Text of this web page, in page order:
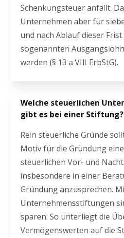
Schenkungsteuer anfällt.
Unternehmen aber für
und nach Ablauf dieser Frist
sogenannten
werden (§ 13 a VIII ErbStG).
Welche steuerlichen
gibt es bei einer Stiftung?
Rein steuerliche Gründe
Motiv für die Gründung
steuerlichen Vor- und
insbesondere in einer
Gründung anzusprechen.
Unternehmensstiftungen
sparen. So unterliegt die
Vermögenswerten auf die